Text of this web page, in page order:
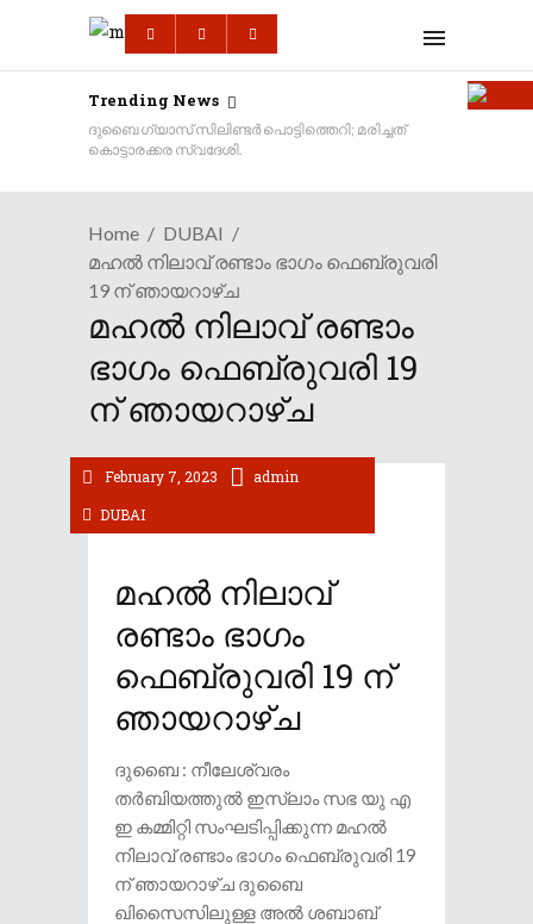
Trending News
ദുബൈ ഗ്യാസ് സിലിണ്ടർ പൊട്ടിത്തെറി; മരിച്ചത്
കൊട്ടാരക്കര സ്വദേശി.
Home
DUBAI
മഹൽ നിലാവ് രണ്ടാം ഭാഗം ഫെബ്രുവരി
19 ന് ഞായറാഴ്ച
മഹൽ നിലാവ് രണ്ടാം
ഭാഗം ഫെബ്രുവരി 19
ന് ഞായറാഴ്ച
February 7, 2023
admin
DUBAI
മഹൽ നിലാവ്
രണ്ടാം ഭാഗം
ഫെബ്രുവരി 19 ന്
ഞായറാഴ്ച
ദുബൈ : നീലേശ്വരം
തർബിയത്തുൽ ഇസ്‌ലാം സഭ യു എ
ഇ കമ്മിറ്റി സംഘടിപ്പിക്കുന്ന മഹൽ
നിലാവ് രണ്ടാം ഭാഗം ഫെബ്രുവരി 19
ന് ഞായറാഴ്ച ദുബൈ
ഖിസൈസിലുള്ള അൽ ശബാബ്